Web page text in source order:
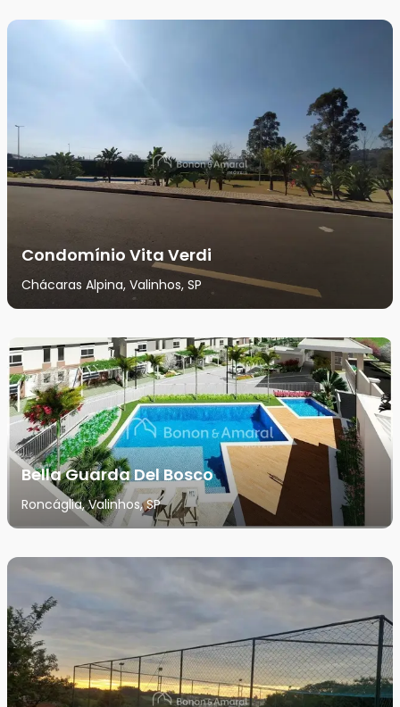
Condomínio Vita Verdi
Chácaras Alpina, Valinhos, SP
Bella Guarda Del Bosco
Roncáglia, Valinhos, SP